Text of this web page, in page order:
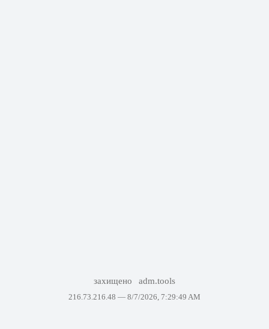
захищено adm.tools
216.73.216.48 — 8/7/2026, 7:29:49 AM